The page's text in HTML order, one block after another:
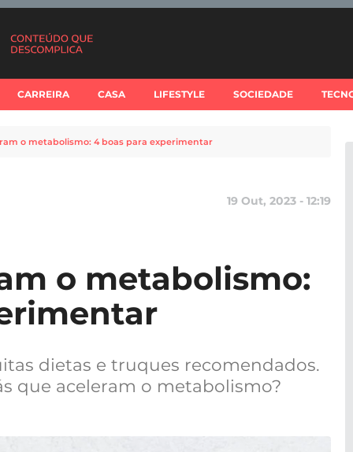
CARREIRA CASA LIFESTYLE SOCIEDADE
o metabolismo: 4 boas para experimentar
19 Out, 2023 - 12:19
o metabolismo:
dietas e truques recomendados.
que aceleram o metabolismo?